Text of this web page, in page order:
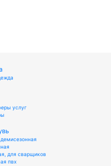
услуг
для сварщиков
пвх